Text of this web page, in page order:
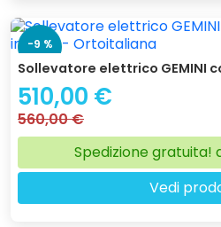
-9 %
Sollevatore elettrico GEMINI
510,00 €
560,00 €
Spedizione gratuita!
Vedi